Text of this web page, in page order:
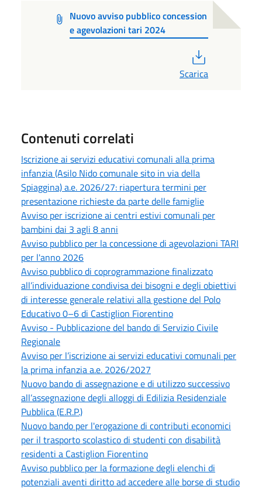
Nuovo avviso pubblico concession
e agevolazioni tari 2024
Scarica
Contenuti correlati
Iscrizione ai servizi educativi comunali alla prima
infanzia (Asilo Nido comunale sito in via della
Spiaggina) a.e. 2026/27: riapertura termini per
presentazione richieste da parte delle famiglie
Avviso per iscrizione ai centri estivi comunali per
bambini dai 3 agli 8 anni
Avviso pubblico per la concessione di agevolazioni TARI
per l'anno 2026
Avviso pubblico di coprogrammazione finalizzato
all’individuazione condivisa dei bisogni e degli obiettivi
di interesse generale relativi alla gestione del Polo
Educativo 0–6 di Castiglion Fiorentino
Avviso - Pubblicazione del bando di Servizio Civile
Regionale
Avviso per l’iscrizione ai servizi educativi comunali per
la prima infanzia a.e. 2026/2027
Nuovo bando di assegnazione e di utilizzo successivo
all’assegnazione degli alloggi di Edilizia Residenziale
Pubblica (E.R.P.)
Nuovo bando per l'erogazione di contributi economici
per il trasporto scolastico di studenti con disabilità
residenti a Castiglion Fiorentino
Avviso pubblico per la formazione degli elenchi di
potenziali aventi diritto ad accedere alle borse di studio